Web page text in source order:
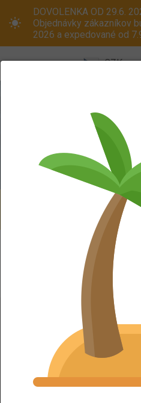
DOVOLENKA OD 29.6.
Objednávky zákazníkov
2026 a expedované od
CZK
Dodáváme aj
DPH dodáme
Pre nakupovanie v našom